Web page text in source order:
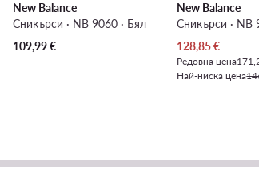
New Balance
Сникърси · NB 9060 · Бял
109,99€
New Balance
Сникърси · NB
Актуална цена
128,85€
Редовна цена
Най-ниска цена